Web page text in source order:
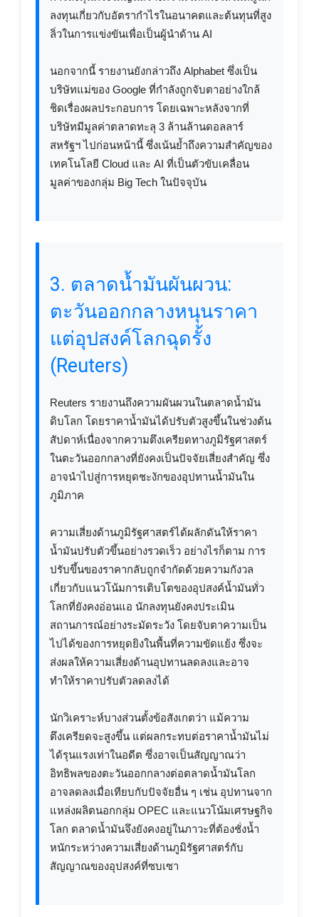
ลงทุนเกี่ยวกับอัตรากำไรในอนาคตและต้นทุนที่สูง
ลิ่วในการแข่งขันเพื่อเป็นผู้นำด้าน AI
นอกจากนี้ รายงานยังกล่าวถึง Alphabet ซึ่งเป็น
บริษัทแม่ของ Google ที่กำลังถูกจับตาอย่างใกล้
ชิดเรื่องผลประกอบการ โดยเฉพาะหลังจากที่
บริษัทมีมูลค่าตลาดทะลุ 3 ล้านล้านดอลลาร์
สหรัฐฯ ไปก่อนหน้านี้ ซึ่งเน้นย้ำถึงความสำคัญของ
เทคโนโลยี Cloud และ AI ที่เป็นตัวขับเคลื่อน
มูลค่าของกลุ่ม Big Tech ในปัจจุบัน
3. ตลาดน้ำมันผันผวน:
ตะวันออกกลางหนุนราคา
แต่อุปสงค์โลกฉุดรั้ง
(Reuters)
Reuters รายงานถึงความผันผวนในตลาดน้ำมัน
ดิบโลก โดยราคาน้ำมันได้ปรับตัวสูงขึ้นในช่วงต้น
สัปดาห์เนื่องจากความตึงเครียดทางภูมิรัฐศาสตร์
ในตะวันออกกลางที่ยังคงเป็นปัจจัยเสี่ยงสำคัญ ซึ่ง
อาจนำไปสู่การหยุดชะงักของอุปทานน้ำมันใน
ภูมิภาค
ความเสี่ยงด้านภูมิรัฐศาสตร์ได้ผลักดันให้ราคา
น้ำมันปรับตัวขึ้นอย่างรวดเร็ว อย่างไรก็ตาม การ
ปรับขึ้นของราคากลับถูกจำกัดด้วยความกังวล
เกี่ยวกับแนวโน้มการเติบโตของอุปสงค์น้ำมันทั่ว
โลกที่ยังคงอ่อนแอ นักลงทุนยังคงประเมิน
สถานการณ์อย่างระมัดระวัง โดยจับตาความเป็น
ไปได้ของการหยุดยิงในพื้นที่ความขัดแย้ง ซึ่งจะ
ส่งผลให้ความเสี่ยงด้านอุปทานลดลงและอาจ
ทำให้ราคาปรับตัวลดลงได้
นักวิเคราะห์บางส่วนตั้งข้อสังเกตว่า แม้ความ
ตึงเครียดจะสูงขึ้น แต่ผลกระทบต่อราคาน้ำมันไม่
ได้รุนแรงเท่าในอดีต ซึ่งอาจเป็นสัญญาณว่า
อิทธิพลของตะวันออกกลางต่อตลาดน้ำมันโลก
อาจลดลงเมื่อเทียบกับปัจจัยอื่น ๆ เช่น อุปทานจาก
แหล่งผลิตนอกกลุ่ม OPEC และแนวโน้มเศรษฐกิจ
โลก ตลาดน้ำมันจึงยังคงอยู่ในภาวะที่ต้องชั่งน้ำ
หนักระหว่างความเสี่ยงด้านภูมิรัฐศาสตร์กับ
สัญญาณของอุปสงค์ที่ซบเซา